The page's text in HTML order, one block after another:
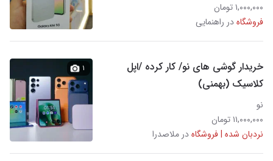
۱,۰۰۰,۰۰۰ تومان
فروشگاهدر راهنمایی
خریدار گوشی های نو/ کار کرده /اپل
کلاسیک (بهمنی)
نو
۱۱,۰۰۰,۰۰۰ تومان
نردبان شده | فروشگاهدر ملاصدرا
۱